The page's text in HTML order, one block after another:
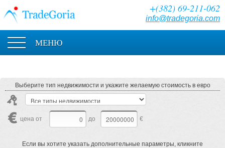
+(382) 69-211-062
info@tradegoria.com
МЕНЮ
Выберите тип недвижимости и укажите желаемую стоимость в евро
цена от до €
Если вы хотите указать дополнительные параметры, кликните